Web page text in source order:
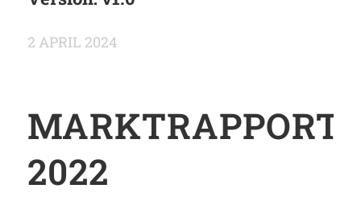
2 APRIL 2024
MARKTRAPPORT
2022